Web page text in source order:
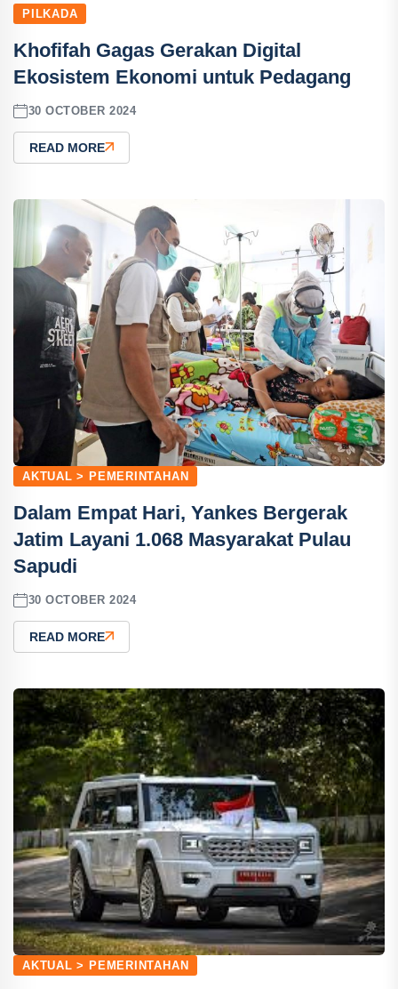
PILKADA
Khofifah Gagas Gerakan Digital
Ekosistem Ekonomi untuk Pedagang
30 OCTOBER 2024
READ MORE
AKTUAL > PEMERINTAHAN
Dalam Empat Hari, Yankes Bergerak
Jatim Layani 1.068 Masyarakat Pulau
Sapudi
30 OCTOBER 2024
READ MORE
AKTUAL > PEMERINTAHAN